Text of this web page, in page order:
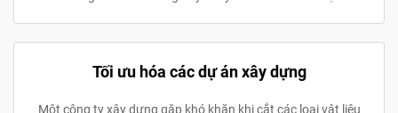
Tối ưu hóa các dự án xây dựng
Một công ty xây dựng gặp khó khăn khi cắt các loại vật liệu